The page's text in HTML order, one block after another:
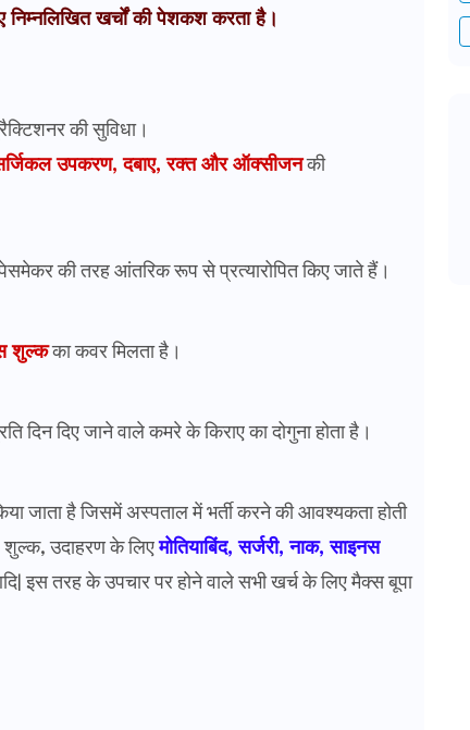
निम्नलिखित खर्चों की पेशकश करता है।
की सुविधा।
उपकरण, दबाए, रक्त और ऑक्सीजनकी
की तरह आंतरिक रूप से प्रत्यारोपित किए जाते हैं।
शुल्कका कवर मिलता है।
दिन दिए जाने वाले कमरे के किराएकादोगुना होता है।
जाता है जिसमें अस्पताल में भर्ती करने की आवश्यकता होती
उदाहरण के लिएमोतियाबिंद, सर्जरी, नाक, साइनस
इस तरह के उपचार पर होने वाले सभी खर्च के लिए मैक्स बूपा